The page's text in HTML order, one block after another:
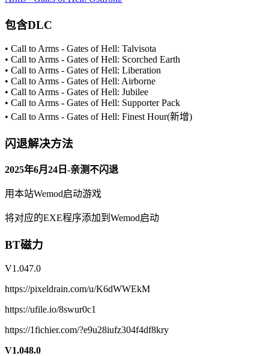
役之貌，让您身临东线地狱。
《战争号令——地狱之门：东线》提供如
下内容：
12个还原历史的单机或多人合作模式关卡。
并带领他们在一系列地图上打一场不断变化的战争。
包含DLC
• Call to Arms - Gates of Hell: Talvisota
• Call to Arms - Gates of Hell: Scorched Earth
• Call to Arms - Gates of Hell: Liberation
• Call to Arms - Gates of Hell: Airborne
• Call to Arms - Gates of Hell: Jubilee
• Call to Arms - Gates of Hell: Supporter Pack
• Call to Arms - Gates of Hell: Finest Hour(新增)
闪退解决方法
2025年6月24日-亲测不闪退
用本站Wemod启动游戏
将对应的EXE程序添加到Wemod启动
BT磁力
V1.047.0
https://pixeldrain.com/u/K6dWWEkM
https://ufile.io/8swur0c1
https://1fichier.com/?e9u28iufz304f4df8kry
V1.048.0